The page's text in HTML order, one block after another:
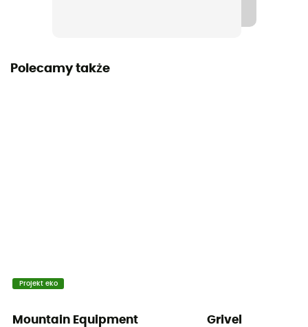
Pasuje do systemu hydracyjnego
Tak
Objętość
Polecamy także
Projekt eko
Mountain Equipment Grivel